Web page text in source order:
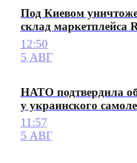
Под Киевом
склад маркетплейса
12:50
5 АВГ
НАТО подтвердила
у украинского
11:57
5 АВГ